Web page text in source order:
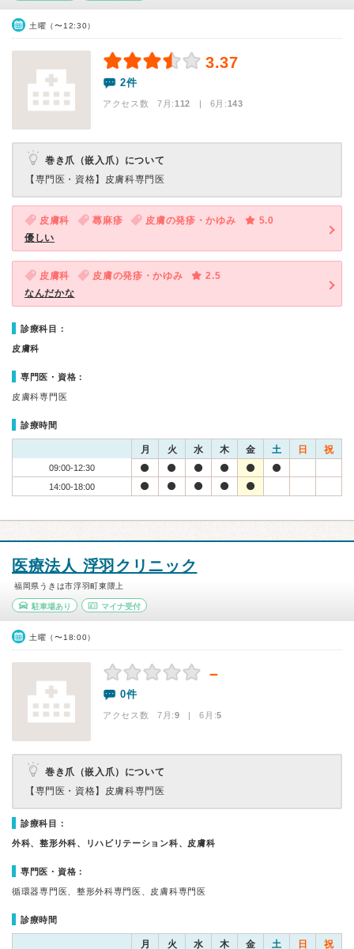
土曜（〜12:30）
3.37
2件
アクセス数 7月:112 | 6月:143
巻き爪（嵌入爪）について
【専門医・資格】 皮膚科専門医
皮膚科 蕁麻疹 皮膚の発疹・かゆみ
5.0
優しい
皮膚科 皮膚の発疹・かゆみ
2.5
なんだかな
診療科目：
皮膚科
専門医・資格：
皮膚科専門医
診療時間
月 火 水 木 金 土 日 祝
09:00-12:30
14:00-18:00
医療法人 浮羽クリニック
福岡県うきは市浮羽町東隈上
駐車場あり マイナ受付
土曜（〜18:00）
－
0件
アクセス数 7月:9 | 6月:5
巻き爪（嵌入爪）について
【専門医・資格】 皮膚科専門医
診療科目：
外科、整形外科、リハビリテーション科、皮膚科
専門医・資格：
循環器専門医、整形外科専門医、皮膚科専門医
診療時間
月 火 水 木 金 土 日 祝